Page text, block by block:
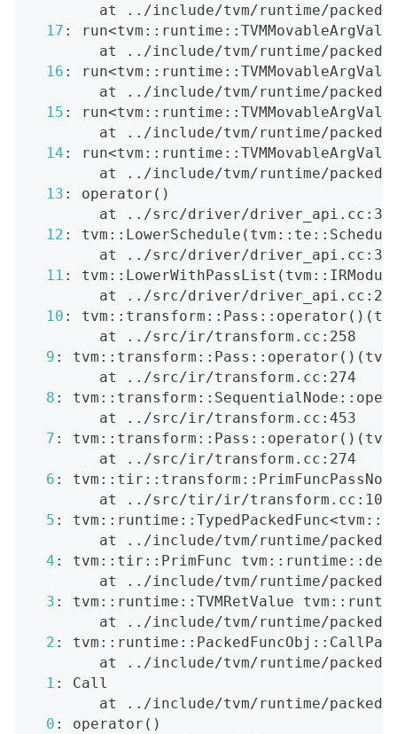
        at
.. /include/tvm/runtime/
17 : run<
        at
.. /include/tvm/runtime/
16 : run<
        at
.. /include/tvm/runtime/
15 : run<
        at
.. /include/tvm/runtime/
14 : run<
        at
.. /include/tvm/runtime/
13 : operator ( )
        at
.. /src/driver/
12 : tvm::LowerSchedule (
        at
.. /src/driver/
11 : tvm::LowerWithPassList (
        at
.. /src/driver/
10 : tvm::transform::Pass::operator ( ) (
        at
.. /src/ir/transform.cc:258
9 : tvm::transform::Pass::operator ( ) (
        at
.. /src/ir/transform.cc:274
8 :
        at
.. /src/ir/transform.cc:453
7 : tvm::transform::Pass::operator ( ) (
        at
.. /src/ir/transform.cc:274
6 :
        at
.. /src/tir/ir/transform.cc:100
5 : tvm::runtime::TypedPackedFunc<
        at
.. /include/tvm/runtime/
4 : tvm::tir::PrimFunc
        at
.. /include/tvm/runtime/
3 : tvm::runtime::TVMRetValue
        at
.. /include/tvm/runtime/
2 :
        at
.. /include/tvm/runtime/
1 : Call
        at
.. /include/tvm/runtime/
0 : operator ( )